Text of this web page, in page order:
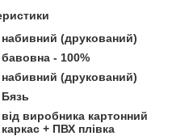
набивний (друкований)
бавовна - 100%
набивний (друкований)
Бязь
від виробника картонний
каркас + ПВХ плівка